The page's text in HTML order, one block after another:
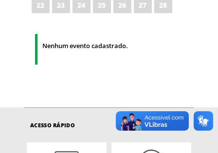
22
23 24 25 26 27 28
Nenhum evento cadastrado.
ACESSO RÁPIDO